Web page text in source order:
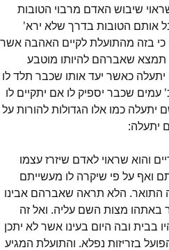
שיבוש האדם מרבוי הטובות
אותם הטובות בדרך שלא ירא'
בזה מהתועלת לקיים האהבה אשר
תמצא שאברהם להיותו מוטבע
כאשר יעד אותו שכבר תלד לו
עמים שכבר יספיק לו אם יתקיים לו
כמו אלו הגדולות להורות על
יתעלה:
והוא שראוי לאדם שיזרז עצמו
ואף על פי שיקרה לו מעשייתם
הלא תראה שאברהם אבינו
באתהו מצות השם עליה. ואל זה
ובה היום בעינו אשר לא יתכן
בזריזות נפלא. והתועלת המגיע